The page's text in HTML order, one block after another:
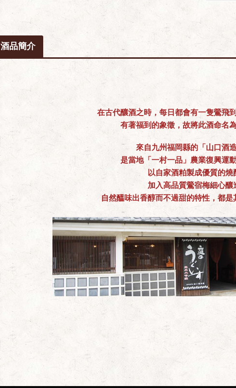
酒品簡介
在古代釀酒之時，每日都會有一隻鶯飛
有著福到的象徵，故將此酒命名
來自九州福岡縣的「山口酒
是當地「一村一品」農業復興運
以自家酒粕製成優質的燒
加入高品質鶯宿梅細心釀
自然醞味出香醇而不過甜的特性，都是